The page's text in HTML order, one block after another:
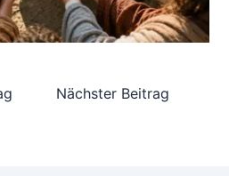
Nächster Beitrag